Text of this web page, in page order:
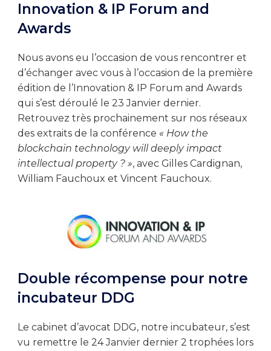
Innovation & IP Forum and
Awards
Nous avons eu l’occasion de vous rencontrer et
d’échanger avec vous à l’occasion de la première
édition de l’Innovation & IP Forum and Awards
qui s’est déroulé le 23 Janvier dernier.
Retrouvez très prochainement sur nos réseaux
des extraits de la conférence « How the
blockchain technology will deeply impact
intellectual property ? », avec Gilles Cardignan,
William Fauchoux et Vincent Fauchoux.
Double récompense pour notre
incubateur DDG
Le cabinet d’avocat DDG, notre incubateur, s’est
vu remettre le 24 Janvier dernier 2 trophées lors